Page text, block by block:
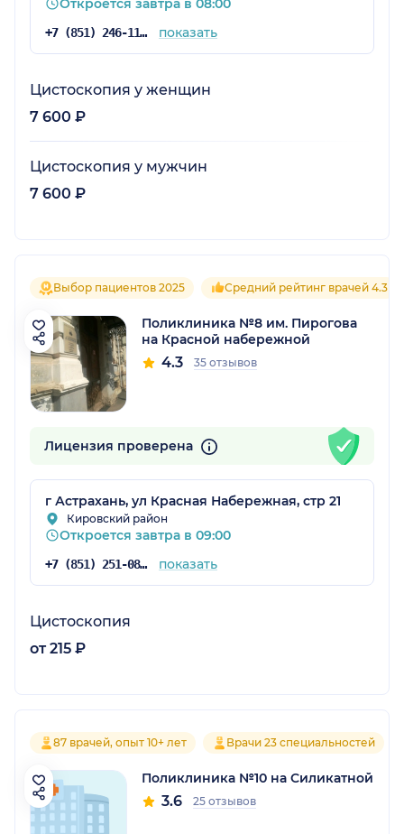
Откроется завтра в 08:00
+7 (851) 246-11-46 показать
Цистоскопия у женщин
7 600 ₽
Цистоскопия у мужчин
7 600 ₽
Выбор пациентов 2025 Средний рейтинг врачей 4.3
Поликлиника №8 им. Пирогова
на Красной набережной
4.3 35 отзывов
Лицензия проверена
г Астрахань, ул Красная Набережная, стр 21
Кировский район
Откроется завтра в 09:00
+7 (851) 251-08-24 показать
Цистоскопия
от 215 ₽
87 врачей, опыт 10+ лет Врачи 23 специальностей
Поликлиника №10 на Силикатной
3.6 25 отзывов